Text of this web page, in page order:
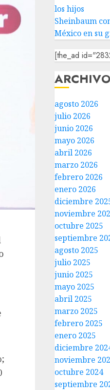
los hijos
Sheinbaum
México en su
[the_ad
ARCHIVO
agosto 2026
julio 2026
junio 2026
mayo 2026
abril 2026
marzo 2026
febrero 2026
enero 2026
diciembre
noviembre
octubre 2025
septiembre
agosto 2025
julio 2025
junio 2025
mayo 2025
abril 2025
marzo 2025
febrero 2025
enero 2025
diciembre
noviembre
octubre 2024
septiembre